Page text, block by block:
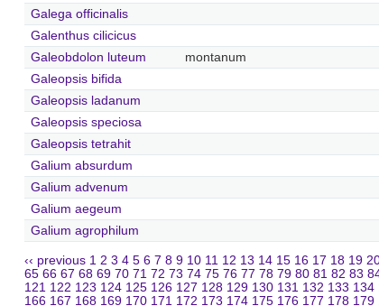
Galega officinalis
Galenthus cilicicus
Galeobdolon luteum
montanum
Galeopsis bifida
Galeopsis ladanum
Galeopsis speciosa
Galeopsis tetrahit
Galium absurdum
Galium advenum
Galium aegeum
Galium agrophilum
‹‹ previous 1 2 3 4 5 6 7 8 9 10 11 12 13 14 15 16 17 18 19
65 66 67 68 69 70 71 72 73 74 75 76 77 78 79 80 81 82 83
121 122 123 124 125 126 127 128 129 130 131 132 133 134
166 167 168 169 170 171 172 173 174 175 176 177 178 179